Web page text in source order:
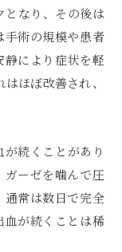
となり、その後は
手術の規模や患者
により症状を軽
ほぼ改善され、
続くことがあり
ガーゼを噛んで圧
通常は数日で完全
血が続くことは稀